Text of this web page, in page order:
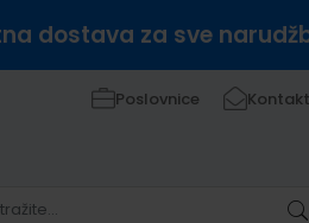
dostava za sve
Poslovnice Kontakt